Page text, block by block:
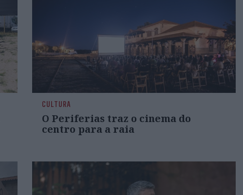
CULTURA
O Periferias traz o cinema do
centro para a raia